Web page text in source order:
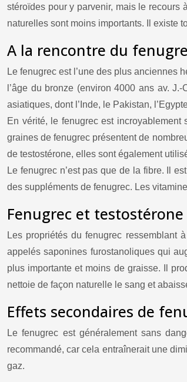
stéroïdes pour y parvenir, mais le
naturelles sont moins importants. Il existe
A la rencontre du
Le fenugrec est l’une des plus anciennes
l’âge du bronze (environ 4000 ans av.
asiatiques, dont l’Inde, le Pakistan,
En vérité, le fenugrec est
graines de fenugrec présentent de
de testostérone, elles sont également
Le fenugrec n’est pas que de la fibre. Il
des suppléments de fenugrec. Les
Fenugrec et testostérone
Les propriétés du fenugrec
appelés saponines furostanoliques qui
plus importante et moins de graisse. Il
nettoie de façon naturelle le sang et
Effets secondaires de
Lefenugrec est généralement sans
recommandé, car cela entraînerait une
gaz.